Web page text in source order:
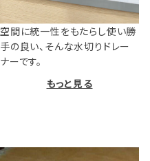
空間に統一性をもたらし使い勝
手の良い、そんな水切りドレー
ナーです。
もっと見る